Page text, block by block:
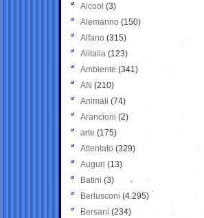
Alcool (3)
Alemanno (150)
Alfano (315)
Alitalia (123)
Ambiente (341)
AN (210)
Animali (74)
Arancioni (2)
arte (175)
Attentato (329)
Auguri (13)
Batini (3)
Berlusconi (4.295)
Bersani (234)